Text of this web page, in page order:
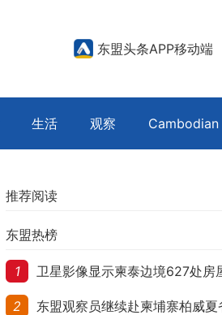
东盟头条APP移动端
生活 观察 Cambodian
推荐阅读
东盟热榜
1
2